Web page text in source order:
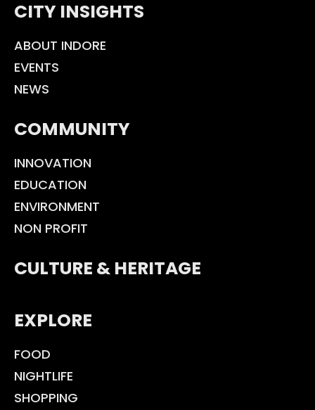
CITY INSIGHTS
ABOUT INDORE
EVENTS
NEWS
COMMUNITY
INNOVATION
EDUCATION
ENVIRONMENT
NON PROFIT
CULTURE & HERITAGE
EXPLORE
FOOD
NIGHTLIFE
SHOPPING